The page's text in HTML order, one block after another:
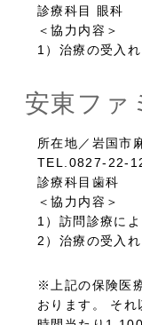
診療科目 眼科
＜協力内容＞
1）治療の受入
安東ファ
所在地／岩国
TEL.0827-22-
診療科目歯科
＜協力内容＞
1）訪問診療に
2）治療の受入
※上記の保険医
おります。 そ